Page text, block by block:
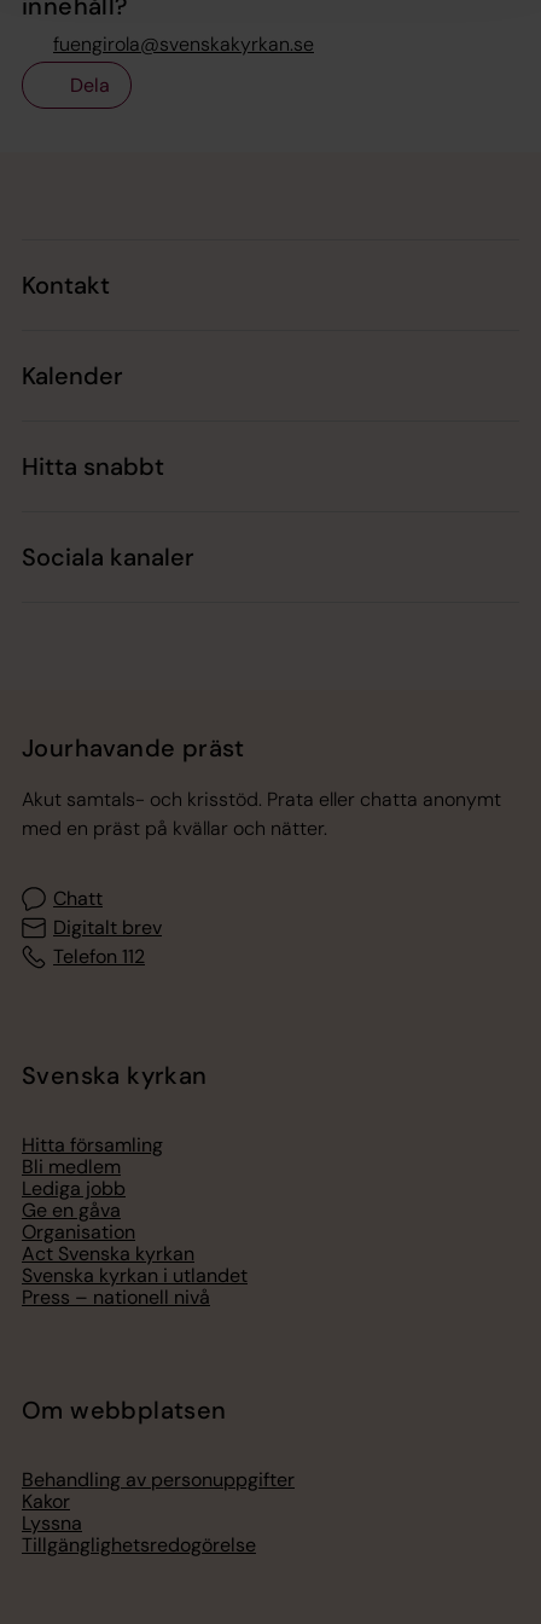
innehåll?
fuengirola@svenskakyrkan.se
Dela
Kontakt
Kalender
Hitta snabbt
Sociala kanaler
Jourhavande präst
Akut samtals- och krisstöd. Prata eller chatta anonymt
med en präst på kvällar och nätter.
Chatt
Digitalt brev
Telefon 112
Svenska kyrkan
Hitta församling
Bli medlem
Lediga jobb
Ge en gåva
Organisation
Act Svenska kyrkan
Svenska kyrkan i utlandet
Press – nationell nivå
Om webbplatsen
Behandling av personuppgifter
Kakor
Lyssna
Tillgänglighetsredogörelse